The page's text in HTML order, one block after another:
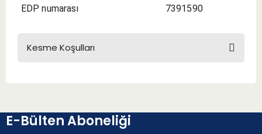
EDP numarası 7391590
Kesme Koşulları
E-Bülten Aboneliği